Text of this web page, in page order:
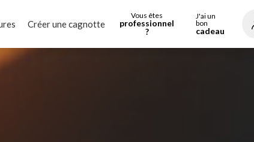
Créer une cagnotte
Vous êtes
professionnel
?
J'ai un
bon
cadeau